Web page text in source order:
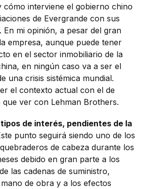
cómo interviene el gobierno chino
de Evergrande con sus
En mi opinión, a pesar del gran
empresa, aunque puede tener
en el sector inmobiliario de la
en ningún caso va a ser el
una crisis sistémica mundial.
el contexto actual con el de
que ver con Lehman Brothers.
de interés, pendientes de la
punto seguirá siendo uno de los
de cabeza durante los
debido en gran parte a los
las cadenas de suministro,
de obra y a los efectos